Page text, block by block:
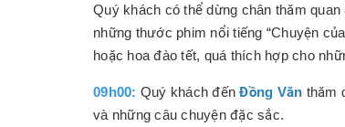
Quý khách có thể dừng chân thăm
những thước phim nổi tiếng “Chuyện
hoặc hoa đào tết, quá thích hợp cho
09h00: Quý khách đếnĐồng Văn thăm
và những câu chuyện đặc sắc.